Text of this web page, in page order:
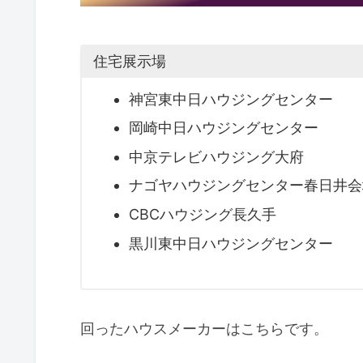
住宅展示場
神宮東中日ハウジングセンター
岡崎中日ハウジングセンター
中京テレビハウジング大府
ナゴヤハウジングセンター春日井
CBCハウジング長久手
黒川東中日ハウジングセンター
回ったハウスメーカーはこちらです。